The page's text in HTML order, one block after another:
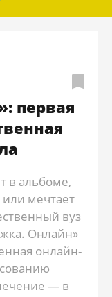
первая
в альбоме,
или мечтает
вуз
Онлайн»
онлайн-
— в